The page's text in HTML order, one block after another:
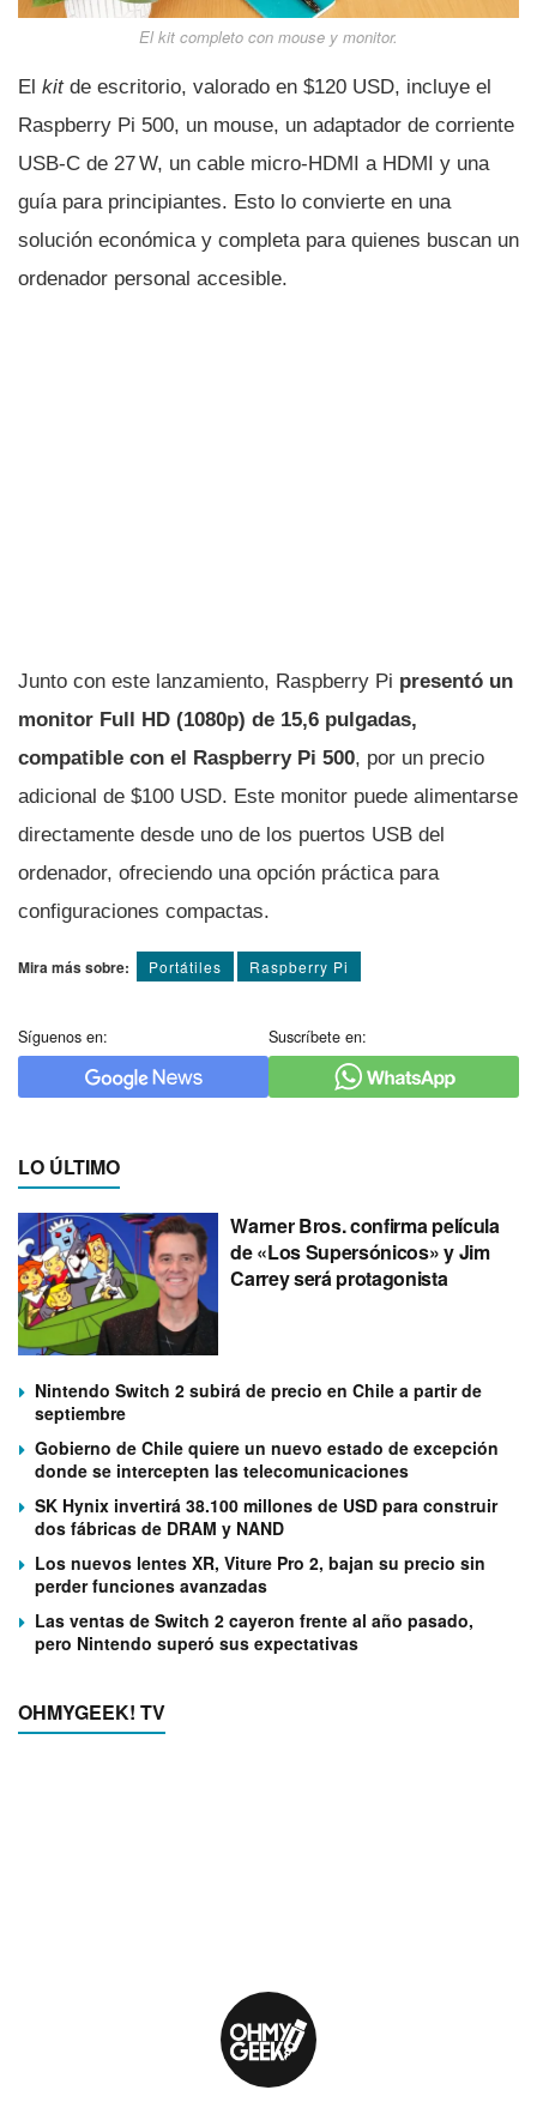
El kit completo con mouse y monitor.
El kitde escritorio, valorado en $120 USD, incluye el
Raspberry Pi 500, un mouse, un adaptador de corriente
USB-C de 27 W, un cable micro-HDMI a HDMI y una
guía para principiantes. Esto lo convierte en una
solución económica y completa para quienes buscan un
ordenador personal accesible.
Junto con este lanzamiento, Raspberry Pi presentó un
monitor Full HD (1080p) de 15,6 pulgadas,
compatible con el Raspberry Pi 500, por un precio
adicional de $100 USD. Este monitor puede alimentarse
directamente desde uno de los puertos USB del
ordenador, ofreciendo una opción práctica para
configuraciones compactas.
Mira más sobre: Portátiles Raspberry Pi
Síguenos en: Suscríbete en:
LO ÚLTIMO
Warner Bros. confirma película
de «Los Supersónicos» y Jim
Carrey será protagonista
Nintendo Switch 2 subirá de precio en Chile a partir de
septiembre
Gobierno de Chile quiere un nuevo estado de excepción
donde se intercepten las telecomunicaciones
SK Hynix invertirá 38.100 millones de USD para construir
dos fábricas de DRAM y NAND
Los nuevos lentes XR, Viture Pro 2, bajan su precio sin
perder funciones avanzadas
Las ventas de Switch 2 cayeron frente al año pasado,
pero Nintendo superó sus expectativas
OHMYGEEK! TV